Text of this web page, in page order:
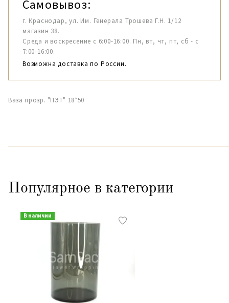
Самовывоз:
г. Краснодар, ул. Им. Генерала Трошева Г.Н. 1/12
магазин 38.
Среда и воскресение с 6:00-16:00. Пн, вт, чт, пт, сб - с
7:00-16:00.
Возможна доставка по России.
Ваза прозр. "ПЭТ" 18*50
Популярное в категории
В наличии